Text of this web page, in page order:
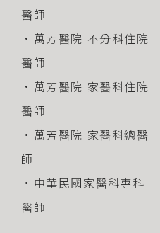
醫師
•萬芳醫院 不分科住院
醫師
•萬芳醫院 家醫科住院
醫師
•萬芳醫院 家醫科總醫
師
•中華民國家醫科專科
醫師